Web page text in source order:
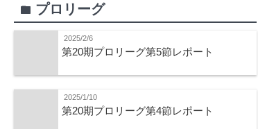
folder プロリーグ
2025/2/6
第20期プロリーグ第5節レポート
2025/1/10
第20期プロリーグ第4節レポート